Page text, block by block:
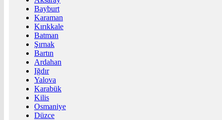
Bayburt
Karaman
Kırıkkale
Batman
Şırnak
Bartın
Ardahan
Iğdır
Yalova
Karabük
Kilis
Osmaniye
Düzce